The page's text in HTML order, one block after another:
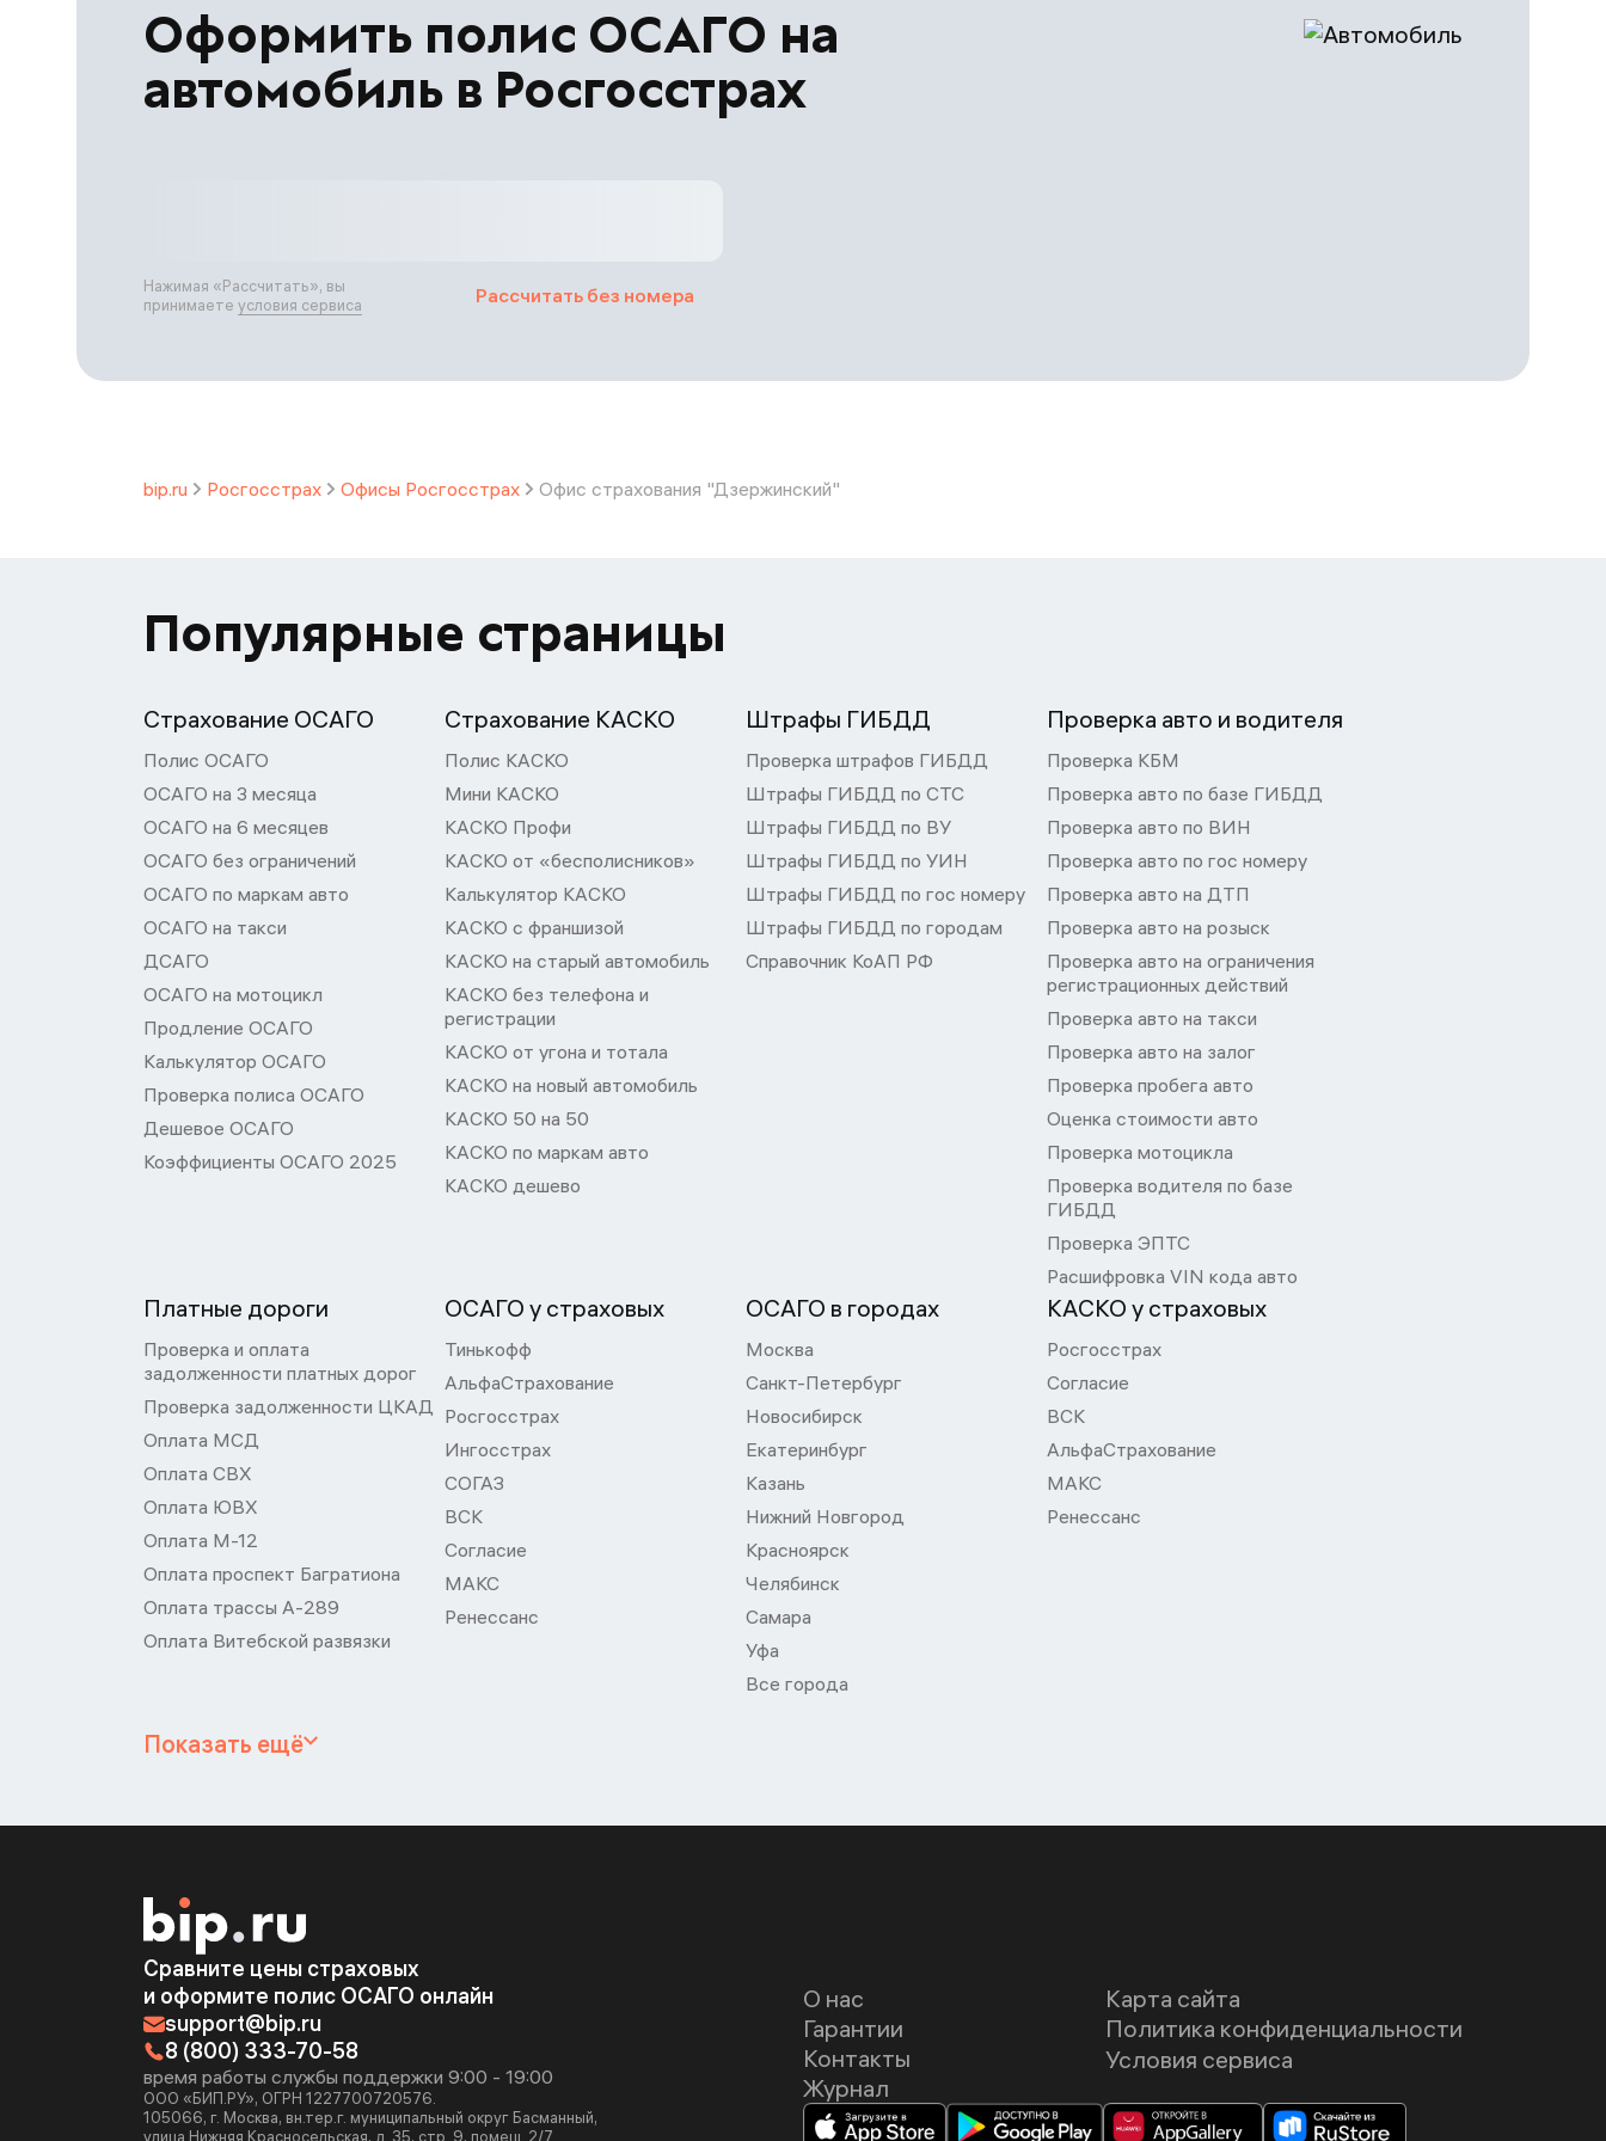
Оформить полис ОСАГО на
автомобиль в Росгосстрах
Рассчитать без номера
Нажимая «Рассчитать», вы
принимаете условия сервиса
bip.ru Росгосстрах Офисы Росгосстрах Офис страхования "Дзержинский"
Популярные страницы
Страхование ОСАГО
Полис ОСАГО
ОСАГО на 3 месяца
ОСАГО на 6 месяцев
ОСАГО без ограничений
ОСАГО по маркам авто
ОСАГО на такси
ДСАГО
ОСАГО на мотоцикл
Продление ОСАГО
Калькулятор ОСАГО
Проверка полиса ОСАГО
Дешевое ОСАГО
Коэффициенты ОСАГО 2025
Страхование КАСКО
Полис КАСКО
Мини КАСКО
КАСКО Профи
КАСКО от «бесполисников»
Калькулятор КАСКО
КАСКО с франшизой
КАСКО на старый автомобиль
КАСКО без телефона и
регистрации
КАСКО от угона и тотала
КАСКО на новый автомобиль
КАСКО 50 на 50
КАСКО по маркам авто
КАСКО дешево
Штрафы ГИБДД
Проверка штрафов ГИБДД
Штрафы ГИБДД по СТС
Штрафы ГИБДД по ВУ
Штрафы ГИБДД по УИН
Штрафы ГИБДД по гос номеру
Штрафы ГИБДД по городам
Справочник КоАП РФ
Проверка авто и водителя
Проверка КБМ
Проверка авто по базе ГИБДД
Проверка авто по ВИН
Проверка авто по гос номеру
Проверка авто на ДТП
Проверка авто на розыск
Проверка авто на ограничения
регистрационных действий
Проверка авто на такси
Проверка авто на залог
Проверка пробега авто
Оценка стоимости авто
Проверка мотоцикла
Проверка водителя по базе
ГИБДД
Проверка ЭПТС
Расшифровка VIN кода авто
Платные дороги
Проверка и оплата
задолженности платных дорог
Проверка задолженности ЦКАД
Оплата МСД
Оплата СВХ
Оплата ЮВХ
Оплата М-12
Оплата проспект Багратиона
Оплата трассы А-289
Оплата Витебской развязки
ОСАГО у страховых
Тинькофф
АльфаСтрахование
Росгосстрах
Ингосстрах
СОГАЗ
ВСК
Согласие
МАКС
Ренессанс
ОСАГО в городах
Москва
Санкт-Петербург
Новосибирск
Екатеринбург
Казань
Нижний Новгород
Красноярск
Челябинск
Самара
Уфа
Все города
КАСКО у страховых
Росгосстрах
Согласие
ВСК
АльфаСтрахование
МАКС
Ренессанс
Показать ещё
Сравните цены страховых
и оформите полис ОСАГО онлайн
support@bip.ru
8 (800) 333-70-58
время работы службы поддержки 9:00 - 19:00
ООО «БИП.РУ», ОГРН 1227700720576.
105066, г. Москва, вн.тер.г. муниципальный округ Басманный,
улица Нижняя Красносельская, д. 35, стр. 9, помещ. 2/7
О нас
Гарантии
Контакты
Журнал
Карта сайта
Политика конфиденциальности
Условия сервиса